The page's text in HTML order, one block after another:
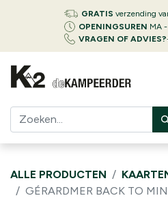
GRATIS verzending
OPENINGSUREN MA
VRAGEN OF ADVIES?
ALLE PRODUCTEN
GÉRARDMER BACK TO